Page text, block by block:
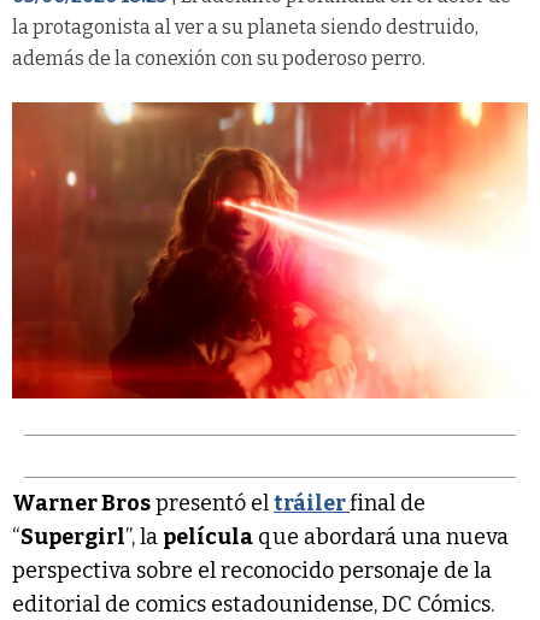
la protagonista al ver a su planeta siendo destruido,
además de la conexión con su poderoso perro.
Warner Brospresentó eltráilerfinal de
“Supergirl”, la película que abordará una nueva
perspectiva sobre el reconocido personaje de la
editorial de comics estadounidense, DC Cómics.